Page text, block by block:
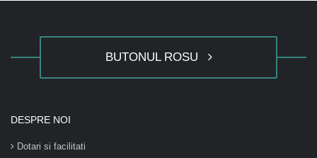
BUTONUL ROSU
DESPRE NOI
Dotari si facilitati